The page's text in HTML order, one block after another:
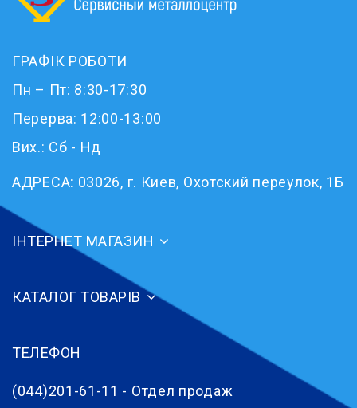
ГРАФІК РОБОТИ
Пн – Пт: 8:30-17:30
Перерва: 12:00-13:00
Вих.: Сб - Нд
АДРЕСА: 03026, г. Киев, Охотский переулок, 1Б
ІНТЕРНЕТ МАГАЗИН
КАТАЛОГ ТОВАРІВ
ТЕЛЕФОН
(044)201-61-11 - Отдел продаж